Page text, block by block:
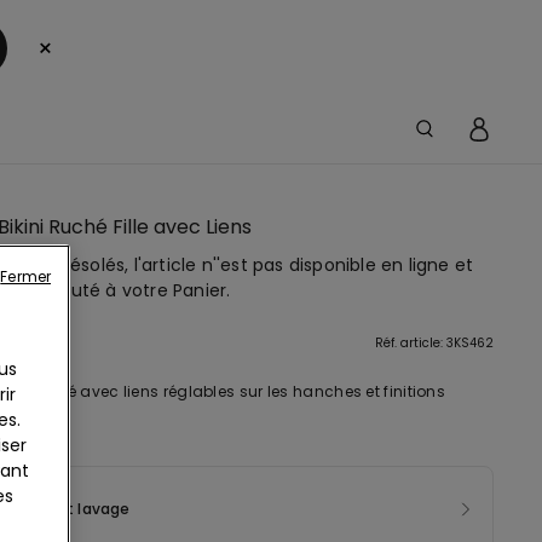
×
Ruché Fille avec Liens
désolés, l'article n''est pas disponible en ligne et
être ajouté à votre Panier.
Réf. article: 3KS462
ruché avec liens réglables sur les hanches et finitions
et lavage
Fermer